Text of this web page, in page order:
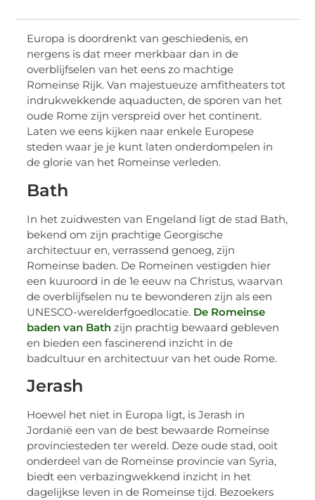
Europa is doordrenkt van geschiedenis, en
nergens is dat meer merkbaar dan in de
overblijfselen van het eens zo machtige
Romeinse Rijk. Van majestueuze amfitheaters tot
indrukwekkende aquaducten, de sporen van het
oude Rome zijn verspreid over het continent.
Laten we eens kijken naar enkele Europese
steden waar je je kunt laten onderdompelen in
de glorie van het Romeinse verleden.
Bath
In het zuidwesten van Engeland ligt de stad Bath,
bekend om zijn prachtige Georgische
architectuur en, verrassend genoeg, zijn
Romeinse baden. De Romeinen vestigden hier
een kuuroord in de 1e eeuw na Christus, waarvan
de overblijfselen nu te bewonderen zijn als een
UNESCO-werelderfgoedlocatie. De Romeinse
baden van Bath zijn prachtig bewaard gebleven
en bieden een fascinerend inzicht in de
badcultuur en architectuur van het oude Rome.
Jerash
Hoewel het niet in Europa ligt, is Jerash in
Jordanië een van de best bewaarde Romeinse
provinciesteden ter wereld. Deze oude stad, ooit
onderdeel van de Romeinse provincie van Syria,
biedt een verbazingwekkend inzicht in het
dagelijkse leven in de Romeinse tijd. Bezoekers